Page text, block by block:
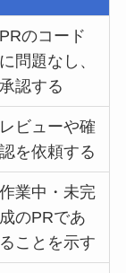
PRのコード
に問題なし、
承認する
レビューや確
認を依頼する
作業中・未完
成のPRであ
ることを示す